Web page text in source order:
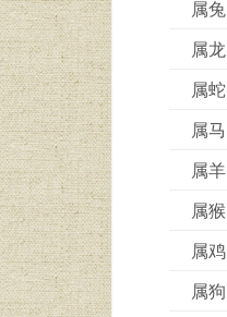
属
属
属
属
属
属
属
属